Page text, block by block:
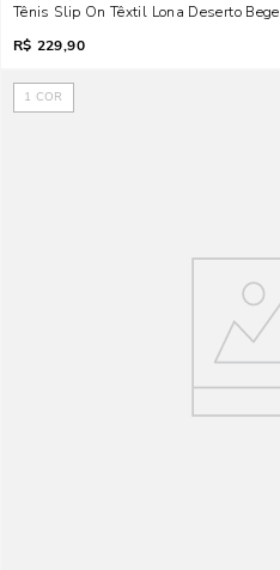
Tênis Slip On Têxtil Lona Deserto Bege
R$ 229,90
1 COR